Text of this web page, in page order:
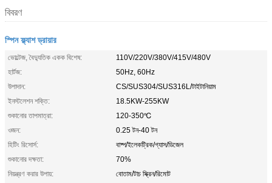
বিবরণ
স্পিন ফ্ল্যাশ ড্রায়ার
ভোল্টেজ, বৈদ্যুতিক একক বিশেষ:
110V/220V/380V/415V/480V
হার্টজ:
50Hz, 60Hz
উপাদান:
CS/SUS304/SUS316L/টাইটানিয়াম
ইনস্টলেশন শক্তি:
18.5KW-255KW
শুকানোর তাপমাত্রা:
120-350℃
ওজন:
0.25 টন-40 টন
হিটিং রিসোর্স:
বাষ্প/ইলেকট্রিক/গ্যাস/ডিজেল
শুকানোর দক্ষতা:
70%
নিয়ন্ত্রণ করার উপায়:
বোতাম/টাচ স্ক্রিন/রিমোট